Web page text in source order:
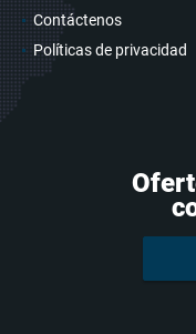
Contáctenos
Políticas de privacidad